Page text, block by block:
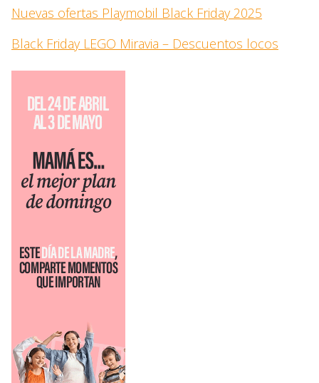
Nuevas ofertas Playmobil Black Friday 2025
Black Friday LEGO Miravia – Descuentos locos